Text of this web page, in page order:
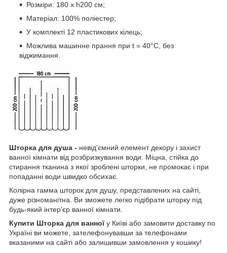
Розміри: 180 х h200 см;
Матеріал: 100% поліестер;
У комплекті 12 пластикових кілець;
Можлива машинне прання при t = 40°C, без
віджимання.
Шторка для душа - невід'ємний елемент декору і захист
ванної кімнати від розбризкування води. Міцна, стійка до
стирання тканина з якої зроблені шторки, не промокає і при
попаданні води швидко обсихає.
Колірна гамма шторок для душу, представлених на сайті,
дуже різноманітна. Ви зможете легко підібрати шторку під
будь-який інтер'єр ванної кімнати.
Купити Шторка для ванноїу Київі або замовити доставку по
Україні ви можете, зателефонувавши за телефонами
вказаними на сайті або залишивши замовлення у кошику!